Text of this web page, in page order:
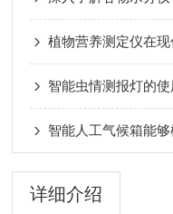
智能虫情测报灯的
智能人工气候箱能
详细介绍